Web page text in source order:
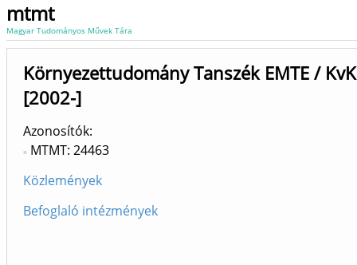
mtmt
Magyar Tudományos Művek Tára
Környezettudomány Tanszék EMTE /
[2002-]
Azonosítók
MTMT: 24463
Közlemények
Befoglaló intézmények